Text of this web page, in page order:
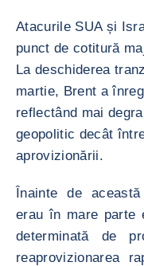
Atacurile SUA și
punct de cotitură
La deschiderea
martie, Brent a
reflectând mai
geopolitic decât
aprovizionării.
Înainte de
erau în mare parte
determinată de
reaprovizionarea